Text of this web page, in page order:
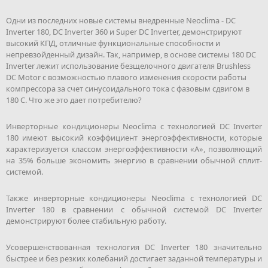
Одни из последних новые системы внедренные Neoclima - DC
Inverter 180, DC Inverter 360 и Super DC Inverter, демонстрируют
высокий КПД, отличные функциональные способности и
непревзойденный дизайн. Так, например, в основе системы 180 DC
Inverter лежит использование безщелочного двигателя Brushless
DC Motor с возможностью плавого изменения скорости работы
компрессора за счет синусоидального тока с фазовым сдвигом в
180 С. Что же это дает потребителю?
Инверторные кондиционеры Neoclima с технологией DC Inverter
180 имеют высокий коэффициент энергоэффективности, которые
характеризуется классом энергоэффективности «А», позволяющий
на 35% больше экономить энергию в сравнении обычной сплит-
системой.
Также инверторные кондиционеры Neoclima с технологией DC
Inverter 180 в сравнении с обычной системой DC Inverter
демонстрируют более стабильную работу.
Усовершенствованная технология DC Inverter 180 значительно
быстрее и без резких колебаний достигает заданной температуры и